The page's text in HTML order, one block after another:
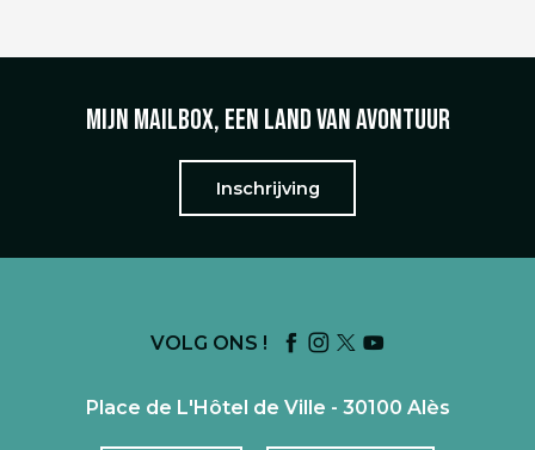
Mijn mailbox, een land van avontuur
Inschrijving
VOLG ONS !
Place de L'Hôtel de Ville - 30100 Alès